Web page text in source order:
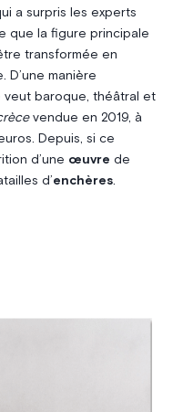
a surpris les experts
que la figure principale
transformée en
D’une manière
veut baroque, théâtral et
vendue en 2019, à
Depuis, si ce
d’une œuvre de
d’enchères.